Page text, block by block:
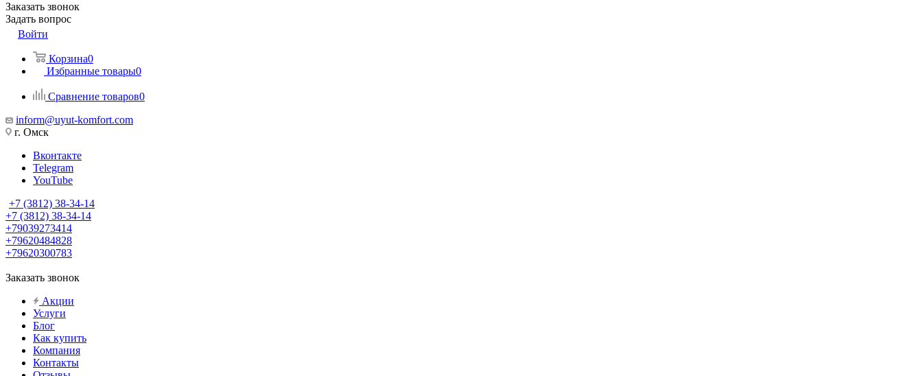
Заказать звонок
Задать вопрос
Войти
Корзина0
Избранные товары0
Сравнение товаров0
inform@uyut-komfort.com
г. Омск
Вконтакте
Telegram
YouTube
+7 (3812) 38-34-14
+7 (3812) 38-34-14
+79039273414
+79620484828
+79620300783
Заказать звонок
Акции
Услуги
Блог
Как купить
Компания
Контакты